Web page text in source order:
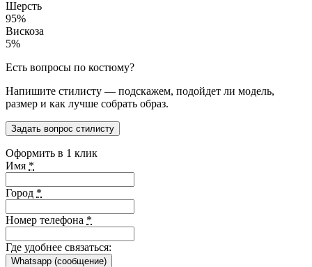
Шерсть
95%
Вискоза
5%
Есть вопросы по костюму?
Напишите стилисту — подскажем, подойдет ли модель,
размер и как лучше собрать образ.
Задать вопрос стилисту
Оформить в 1 клик
Имя *
Город *
Номер телефона *
Где удобнее связаться:
Whatsapp (сообщение)